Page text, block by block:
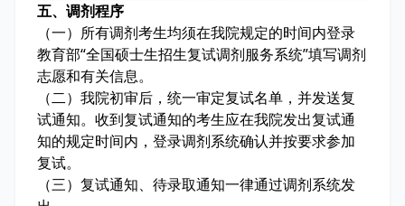
五、调剂程序
（一）所有调剂考生均须在我院规定的时间内登录
教育部“全国硕士生招生复试调剂服务系统”填写调剂
志愿和有关信息。
（二）我院初审后，统一审定复试名单，并发送复
试通知。收到复试通知的考生应在我院发出复试通
知的规定时间内，登录调剂系统确认并按要求参加
复试。
（三）复试通知、待录取通知一律通过调剂系统发